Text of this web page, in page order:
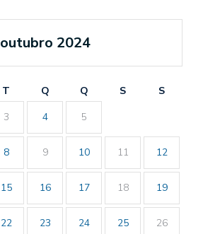
outubro 2024
T Q Q S
S
3 4 5
8 9 10 11 12
15 16 17 18 19
22 23 24 25 26